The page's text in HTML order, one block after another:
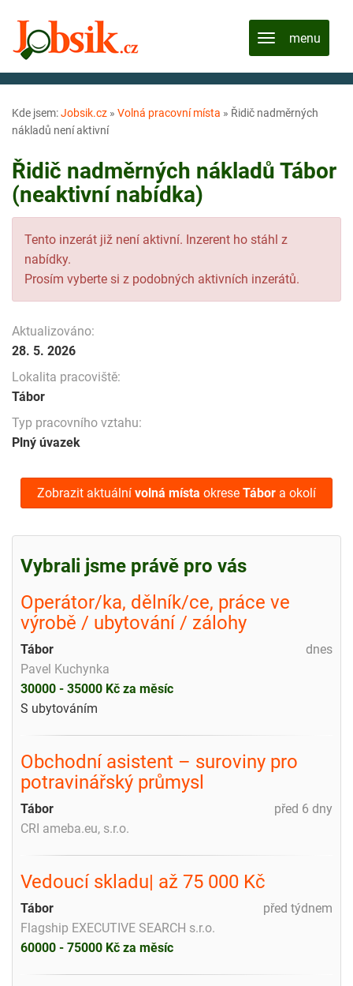
Kde jsem:Jobsik.cz » Volná pracovní místa » Řidič nadměrných
nákladů není aktivní
Řidič nadměrných nákladů Tábor
(neaktivní nabídka)
Tento inzerát již není aktivní. Inzerent ho stáhl z
nabídky.
Prosím vyberte si z podobných aktivních inzerátů.
Aktualizováno:
28. 5. 2026
Lokalita pracoviště:
Tábor
Typ pracovního vztahu:
Plný úvazek
Zobrazit aktuální volná místa okrese Tábor a okolí
Vybrali jsme právě pro vás
Operátor/ka, dělník/ce, práce ve
výrobě / ubytování / zálohy
dnes
Tábor
Pavel Kuchynka
30000 - 35000 Kč za měsíc
S ubytováním
Obchodní asistent – suroviny pro
potravinářský průmysl
před 6 dny
Tábor
CRI ameba.eu, s.r.o.
Vedoucí skladu| až 75 000 Kč
před týdnem
Tábor
Flagship EXECUTIVE SEARCH s.r.o.
60000 - 75000 Kč za měsíc